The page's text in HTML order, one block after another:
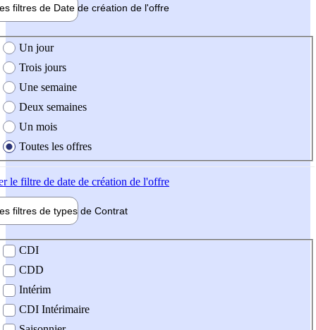
filtres de Date de création de l'offre
création de l'offre
Un jour
Trois jours
Une semaine
Deux semaines
Un mois
Toutes les offres
le filtre de date de création de l'offre
filtres de types de Contrat
contrat
CDI
CDD
Intérim
CDI Intérimaire